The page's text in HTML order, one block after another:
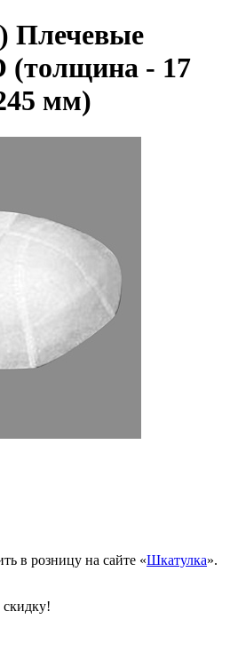
Плечевые
(толщина - 17
мм)
в розницу на сайте «Шкатулка».